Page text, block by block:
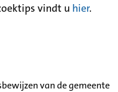
vindt u hier.
van de gemeente